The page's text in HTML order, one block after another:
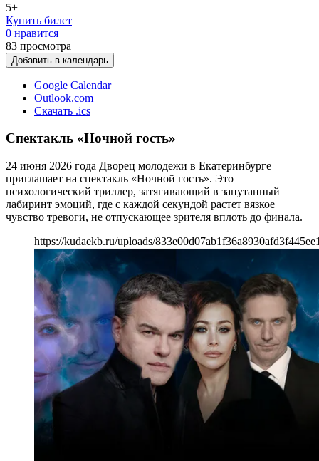
5+
Купить билет
0 нравится
83 просмотра
Добавить в календарь
Google Calendar
Outlook.com
Скачать .ics
Спектакль «Ночной гость»
24 июня 2026 года Дворец молодежи в Екатеринбурге
приглашает на спектакль «Ночной гость». Это
психологический триллер, затягивающий в запутанный
лабиринт эмоций, где с каждой секундой растет вязкое
чувство тревоги, не отпускающее зрителя вплоть до финала.
https://kudaekb.ru/uploads/